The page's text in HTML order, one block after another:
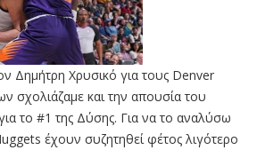
Δημήτρη Χρυσικό για τους Denver
σχολιάζαμε και την απουσία του
το #1 της Δύσης. Για να το αναλύσω
έχουν συζητηθεί φέτος λιγότερο